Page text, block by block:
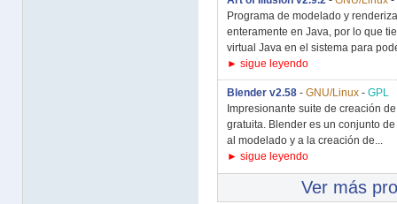
Programa de modelado y
enteramente en Java, por lo que
virtual Java en el sistema para
► sigue leyendo
Blender v2.58 - GNU/Linux - GPL
Impresionante suite de creación
gratuita. Blender es un conjunto
al modelado y a la creación de...
► sigue leyendo
Ver más